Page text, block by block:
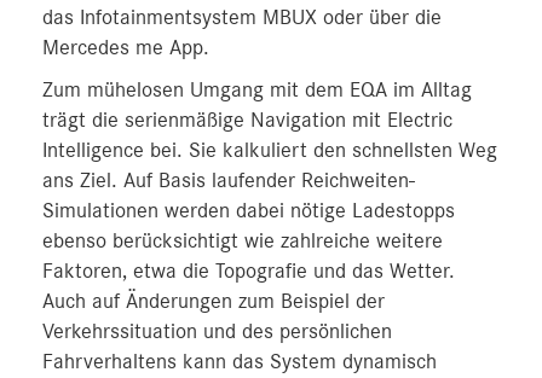
das Infotainmentsystem MBUX oder über die
Mercedes me App.
Zum mühelosen Umgang mit dem EQA im Alltag
trägt die serienmäßige Navigation mit Electric
Intelligence bei. Sie kalkuliert den schnellsten Weg
ans Ziel. Auf Basis laufender Reichweiten-
Simulationen werden dabei nötige Ladestopps
ebenso berücksichtigt wie zahlreiche weitere
Faktoren, etwa die Topografie und das Wetter.
Auch auf Änderungen zum Beispiel der
Verkehrssituation und des persönlichen
Fahrverhaltens kann das System dynamisch